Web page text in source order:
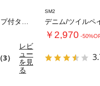
（3）
レビ
ュー
を見
る
SM2
￥2,970 -